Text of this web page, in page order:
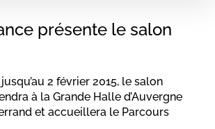
présente le salon
2 février 2015, le salon
à la Grande Halle d’Auvergne
et accueillera le Parcours